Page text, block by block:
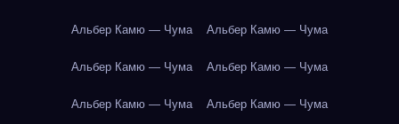
Альбер Камю — Чума Альбер Камю — Чума
Альбер Камю — Чума Альбер Камю — Чума
Альбер Камю — Чума Альбер Камю — Чума